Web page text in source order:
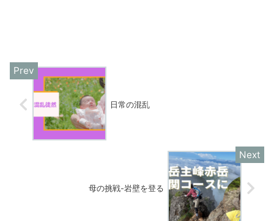
日常の混乱
母の挑戦-岩壁を登る